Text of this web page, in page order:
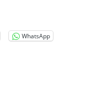
WhatsApp